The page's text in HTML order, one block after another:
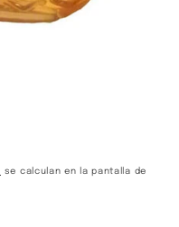
se calculan en la pantalla de